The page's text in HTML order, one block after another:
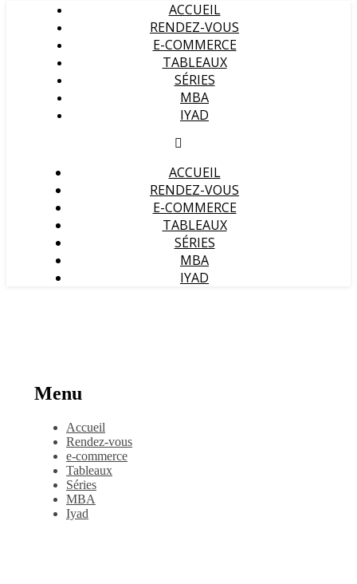
ACCUEIL
RENDEZ-VOUS
E-COMMERCE
TABLEAUX
SÉRIES
MBA
IYAD
ACCUEIL
RENDEZ-VOUS
E-COMMERCE
TABLEAUX
SÉRIES
MBA
IYAD
Menu
Accueil
Rendez-vous
e-commerce
Tableaux
Séries
MBA
Iyad